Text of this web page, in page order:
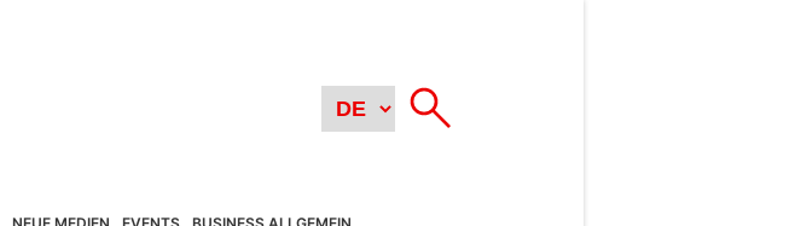
NEUE MEDIEN EVENTS BUSINESS ALLGEMEIN